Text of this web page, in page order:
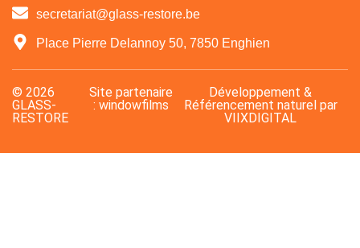
secretariat@glass-restore.be
Place Pierre Delannoy 50, 7850 Enghien
© 2026
GLASS-
RESTORE
Site partenaire
: windowfilms
Développement &
Référencement naturel par
VIIXDIGITAL